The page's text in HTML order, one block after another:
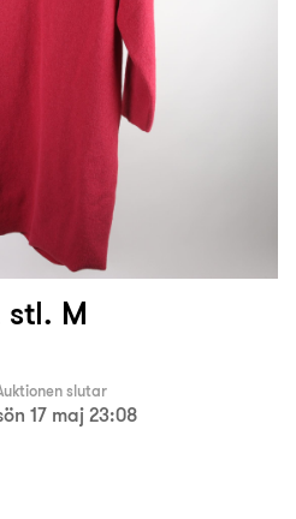
M
slutar
17 maj 23:08